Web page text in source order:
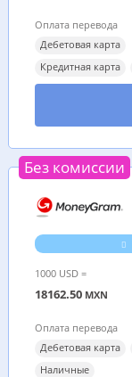
Оплата перевода
Дебетовая карта
Кредитная карта
Без комиссии
1000 USD =
18162.50 MXN
Оплата перевода
Дебетовая карта
Наличные